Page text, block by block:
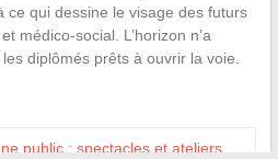
ce qui dessine le visage des futurs
médico-social. L’horizon n’a
diplômés prêts à ouvrir la voie.
public : spectacles et ateliers